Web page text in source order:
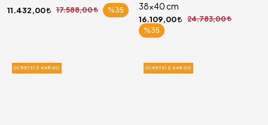
11.432,00 17.588,00 %35
38x40 cm
16.109,00
24.783,00
%35
ÜCRETSIZ KARGO ÜCRETSIZ KARGO